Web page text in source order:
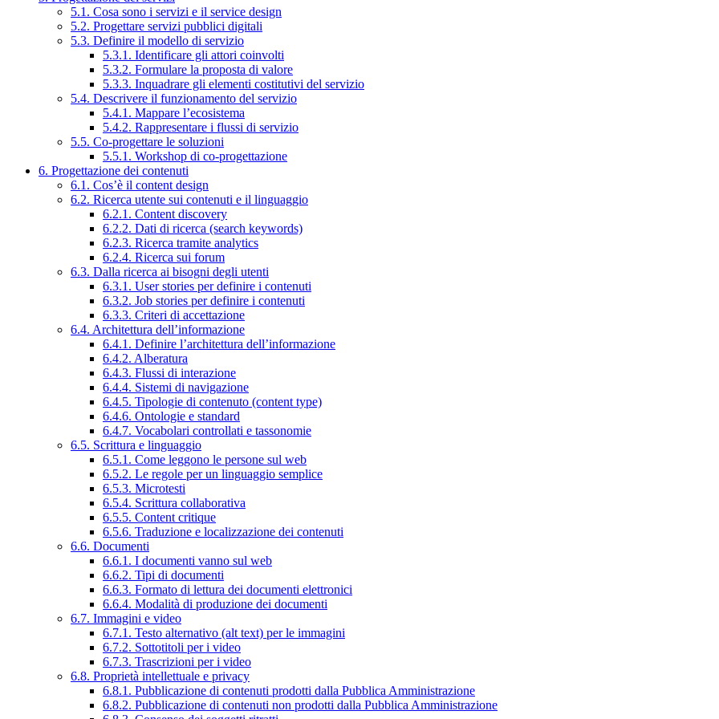
5.1. Cosa sono i servizi e il service design
5.2. Progettare servizi pubblici digitali
5.3. Definire il modello di servizio
5.3.1. Identificare gli attori coinvolti
5.3.2. Formulare la proposta di valore
5.3.3. Inquadrare gli elementi costitutivi del servizio
5.4. Descrivere il funzionamento del servizio
5.4.1. Mappare l’ecosistema
5.4.2. Rappresentare i flussi di servizio
5.5. Co-progettare le soluzioni
5.5.1. Workshop di co-progettazione
6. Progettazione dei contenuti
6.1. Cos’è il content design
6.2. Ricerca utente sui contenuti e il linguaggio
6.2.1. Content discovery
6.2.2. Dati di ricerca (search keywords)
6.2.3. Ricerca tramite analytics
6.2.4. Ricerca sui forum
6.3. Dalla ricerca ai bisogni degli utenti
6.3.1. User stories per definire i contenuti
6.3.2. Job stories per definire i contenuti
6.3.3. Criteri di accettazione
6.4. Architettura dell’informazione
6.4.1. Definire l’architettura dell’informazione
6.4.2. Alberatura
6.4.3. Flussi di interazione
6.4.4. Sistemi di navigazione
6.4.5. Tipologie di contenuto (content type)
6.4.6. Ontologie e standard
6.4.7. Vocabolari controllati e tassonomie
6.5. Scrittura e linguaggio
6.5.1. Come leggono le persone sul web
6.5.2. Le regole per un linguaggio semplice
6.5.3. Microtesti
6.5.4. Scrittura collaborativa
6.5.5. Content critique
6.5.6. Traduzione e localizzazione dei contenuti
6.6. Documenti
6.6.1. I documenti vanno sul web
6.6.2. Tipi di documenti
6.6.3. Formato di lettura dei documenti elettronici
6.6.4. Modalità di produzione dei documenti
6.7. Immagini e video
6.7.1. Testo alternativo (alt text) per le immagini
6.7.2. Sottotitoli per i video
6.7.3. Trascrizioni per i video
6.8. Proprietà intellettuale e privacy
6.8.1. Pubblicazione di contenuti prodotti dalla Pubblica Amministrazione
6.8.2. Pubblicazione di contenuti non prodotti dalla Pubblica Amministrazione